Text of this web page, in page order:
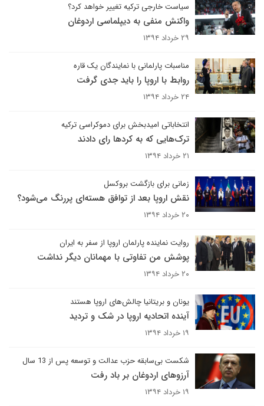
سیاست خارجی ترکیه تغییر خواهد کرد؟
واکنش منفی به دیپلماسی اردوغان
۲۹ خرداد ۱۳۹۴
مناسبات پارلمانی با نمایندگان یک قاره
روابط با اروپا را باید جدی گرفت
۲۴ خرداد ۱۳۹۴
انتخاباتی امیدبخش برای دموکراسی ترکیه
ترک‌هایی که به کردها رای دادند
۲۱ خرداد ۱۳۹۴
زمانی برای بازگشت بروکسل
نقش اروپا بعد از توافق هسته‌ای پررنگ می‌شود؟
۲۰ خرداد ۱۳۹۴
روایت نماینده پارلمان اروپا از سفر به ایران
پوشش من تفاوتی با مهمانان دیگر نداشت
۲۰ خرداد ۱۳۹۴
یونان و بریتانیا چالش‌های اروپا هستند
آینده اتحادیه اروپا در شک و تردید
۱۹ خرداد ۱۳۹۴
شکست بی‌سابقه حزب عدالت و توسعه پس از 13 سال
آرزوهای اردوغان بر باد رفت
۱۹ خرداد ۱۳۹۴